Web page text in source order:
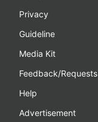
Privacy
Guideline
Media Kit
Feedback/Requests
Help
Advertisement